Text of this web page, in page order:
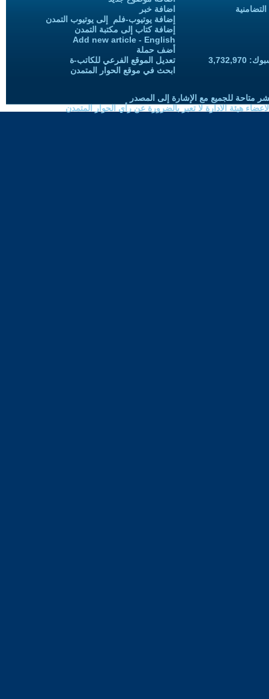
اضافة خبر
إضافة يوتيوب-فلم إلى يوتيوب التمدن
إضافة كتاب إلى مكتبة التمدن
Add new article - English
أضف حملة
تعديل الموقع الفرعي للكاتب-ة
ابحث في موقع الحوار المتمدن
متاحة للجميع مع الإشارة إلى المصدر
هيئة الادارة لا تعبر بالضرورة عن رأي الحوار المتمدن